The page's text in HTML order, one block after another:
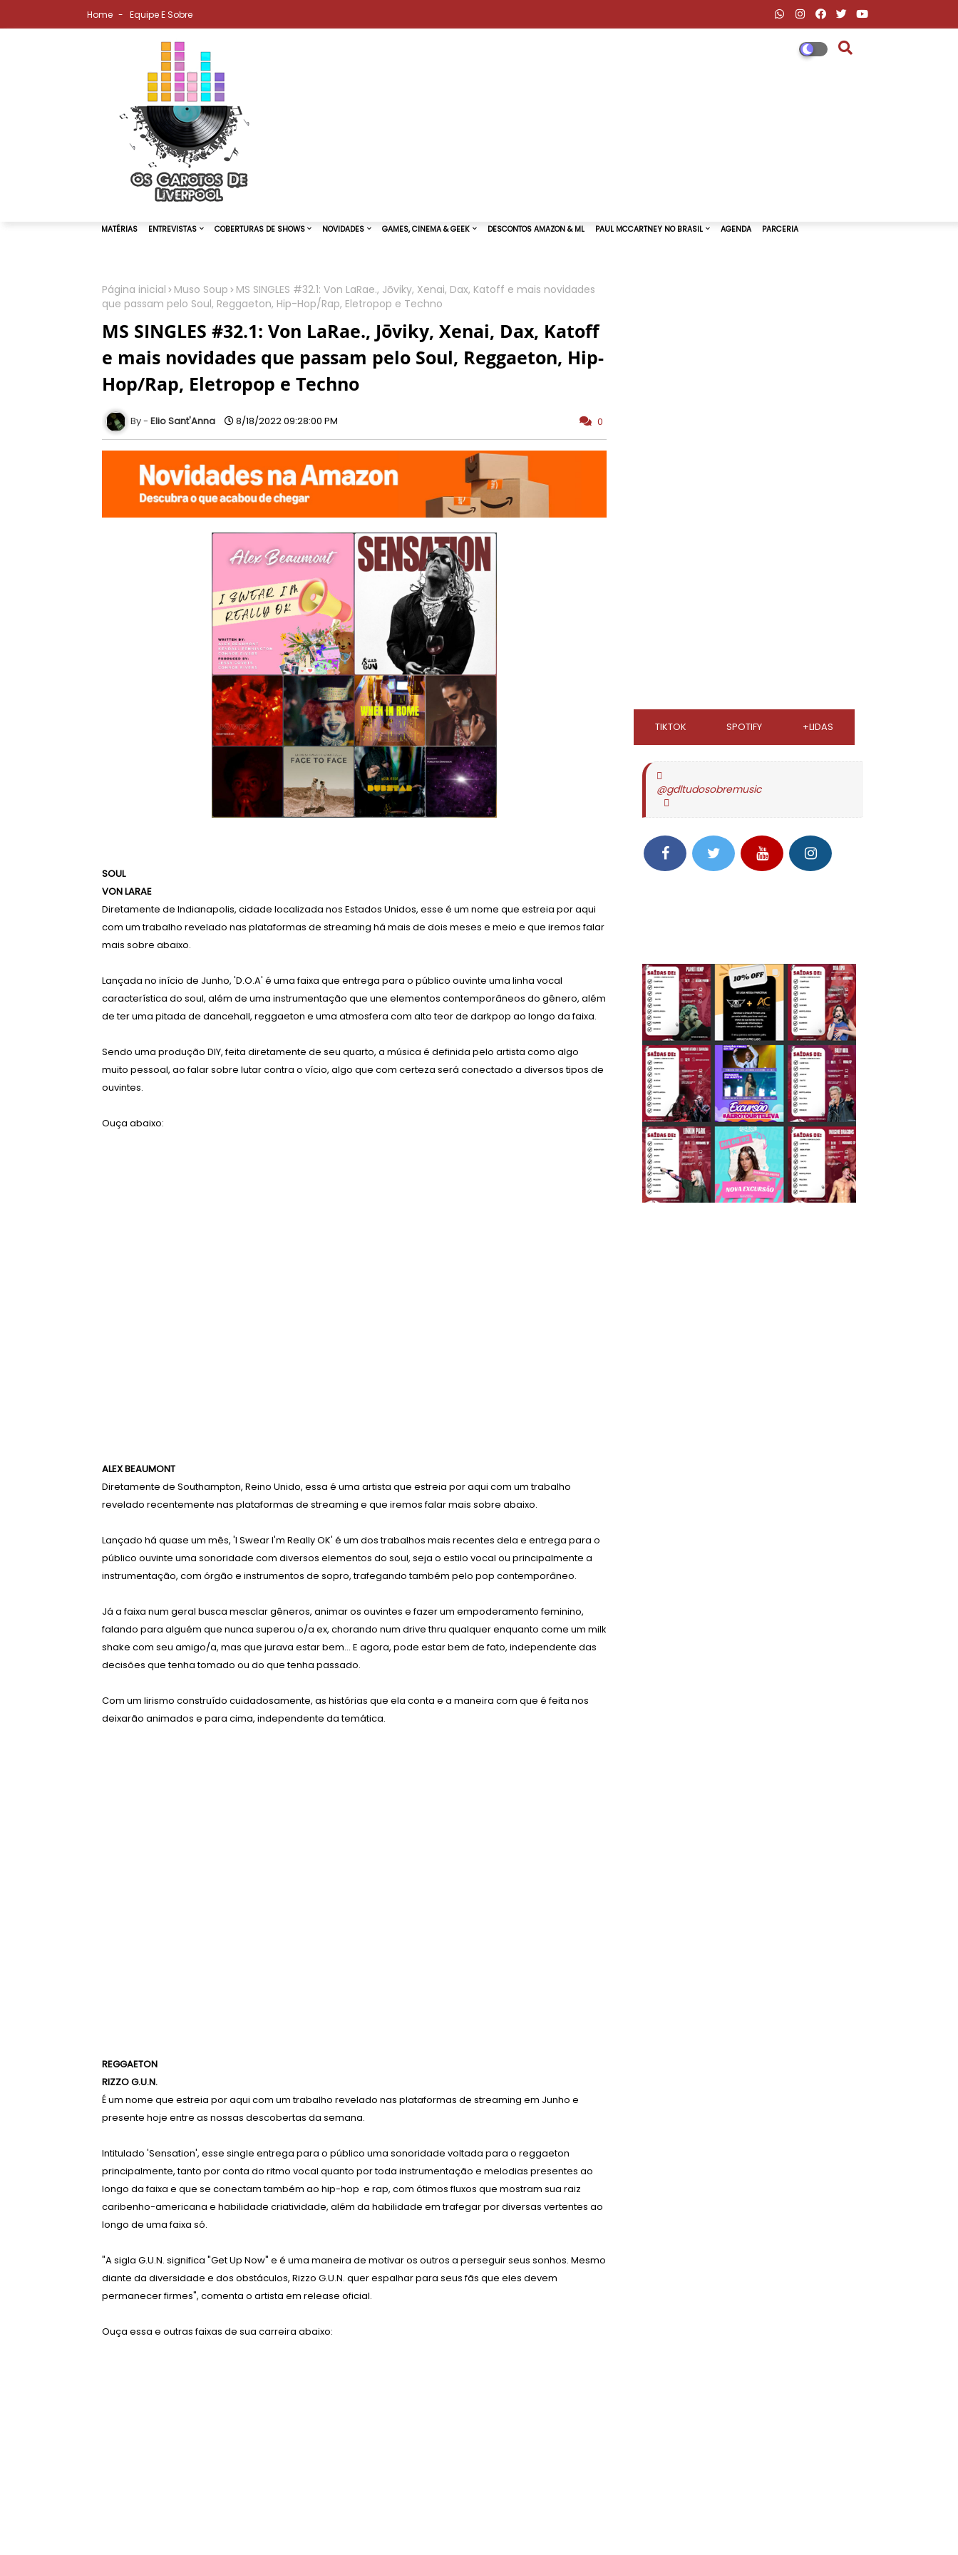
Home Equipe E Sobre
MATÉRIAS ENTREVISTAS COBERTURAS DE SHOWS NOVIDADES
Página inicial Muso Soup
MS SINGLES #32.1: Von LaRae., Jōviky, Xenai, Dax, Katoff e mais novidades
que passam pelo Soul, Reggaeton, Hip-Hop/Rap, Eletropop e Techno
MS SINGLES #32.1: Von LaRae., Jōviky, Xenai, Dax, Katoff
e mais novidades que passam pelo Soul, Reggaeton, Hip-
Hop/Rap, Eletropop e Techno
Elio Sant'Anna 8/18/2022 09:28:00 PM 0
SOUL
VON LARAE
Diretamente de Indianapolis, cidade localizada nos Estados Unidos, esse é um nome que estreia por aqui
com um trabalho revelado nas plataformas de streaming há mais de dois meses e meio e que iremos falar
mais sobre abaixo.
Lançada no início de Junho, 'D.O.A' é uma faixa que entrega para o público ouvinte uma linha vocal
característica do soul, além de uma instrumentação que une elementos contemporâneos do gênero, além
de ter uma pitada de dancehall, reggaeton e uma atmosfera com alto teor de darkpop ao longo da faixa.
Sendo uma produção DIY, feita diretamente de seu quarto, a música é definida pelo artista como algo
muito pessoal, ao falar sobre lutar contra o vício, algo que com certeza será conectado a diversos tipos de
ouvintes.
Ouça abaixo:
ALEX BEAUMONT
Diretamente de Southampton, Reino Unido, essa é uma artista que estreia por aqui com um trabalho
revelado recentemente nas plataformas de streaming e que iremos falar mais sobre abaixo.
Lançado há quase um mês, 'I Swear I'm Really OK' é um dos trabalhos mais recentes dela e entrega para o
público ouvinte uma sonoridade com diversos elementos do soul, seja o estilo vocal ou principalmente a
instrumentação, com órgão e instrumentos de sopro, trafegando também pelo pop contemporâneo.
Já a faixa num geral busca mesclar gêneros, animar os ouvintes e fazer um empoderamento feminino,
falando para alguém que nunca superou o/a ex, chorando num drive thru qualquer enquanto come um milk
shake com seu amigo/a, mas que jurava estar bem... E agora, pode estar bem de fato, independente das
decisões que tenha tomado ou do que tenha passado.
Com um lirismo construído cuidadosamente, as histórias que ela conta e a maneira com que é feita nos
deixarão animados e para cima, independente da temática.
REGGAETON
RIZZO G.U.N.
É um nome que estreia por aqui com um trabalho revelado nas plataformas de streaming em Junho e
presente hoje entre as nossas descobertas da semana.
Intitulado 'Sensation', esse single entrega para o público uma sonoridade voltada para o reggaeton
principalmente, tanto por conta do ritmo vocal quanto por toda instrumentação e melodias presentes ao
longo da faixa e que se conectam também ao hip-hop e rap, com ótimos fluxos que mostram sua raiz
caribenho-americana e habilidade criatividade, além da habilidade em trafegar por diversas vertentes ao
longo de uma faixa só.
"A sigla G.U.N. significa "Get Up Now" e é uma maneira de motivar os outros a perseguir seus sonhos. Mesmo
diante da diversidade e dos obstáculos, Rizzo G.U.N. quer espalhar para seus fãs que eles devem
permanecer firmes", comenta o artista em release oficial.
Ouça essa e outras faixas de sua carreira abaixo:
TIKTOK SPOTIFY +LIDAS
@gdltudosobremusic